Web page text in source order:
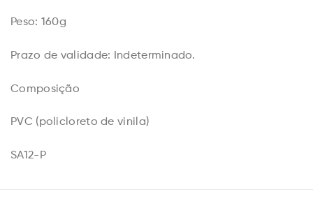
Peso: 160g
Prazo de validade: Indeterminado.
Composição
PVC (policloreto de vinila)
SA12-P